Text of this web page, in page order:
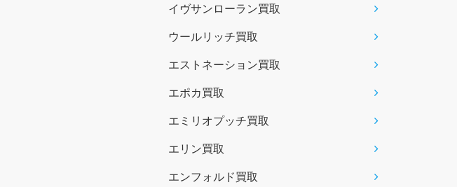
イヴサンローラン買取
ウールリッチ買取
エストネーション買取
エポカ買取
エミリオプッチ買取
エリン買取
エンフォルド買取